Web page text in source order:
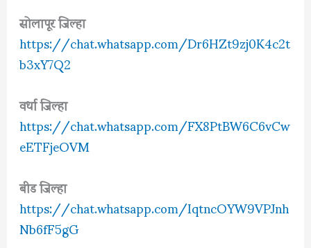
सोलापूर जिल्हा
https://chat.whatsapp.com/Dr6HZt9zj0K4c2t
b3xY7Q2
वर्धा जिल्हा
https://chat.whatsapp.com/FX8PtBW6C6vCw
eETFjeOVM
बीड जिल्हा
https://chat.whatsapp.com/IqtncOYW9VPJnh
Nb6fF5gG